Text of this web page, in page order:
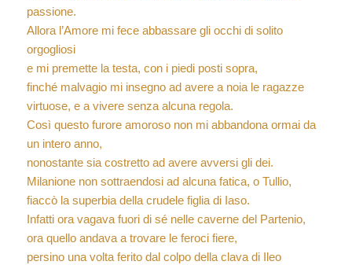
passione.
Allora l’Amore mi fece abbassare gli occhi di solito
orgogliosi
e mi premette la testa, con i piedi posti sopra,
finché malvagio mi insegno ad avere a noia le ragazze
virtuose, e a vivere senza alcuna regola.
Così questo furore amoroso non mi abbandona ormai da
un intero anno,
nonostante sia costretto ad avere avversi gli dei.
Milanione non sottraendosi ad alcuna fatica, o Tullio,
fiaccò la superbia della crudele figlia di Iaso.
Infatti ora vagava fuori di sé nelle caverne del Partenio,
ora quello andava a trovare le feroci fiere,
persino una volta ferito dal colpo della clava di Ileo